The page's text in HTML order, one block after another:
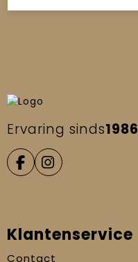
Ervaring sinds1986
Klantenservice
Contact